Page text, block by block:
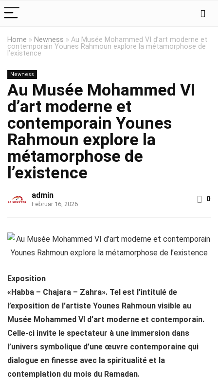
Home » Newness » Au Musée Mohammed VI d’art moderne et
contemporain Younes Rahmoun explore la métamorphose de
l’existence
Newness
Au Musée Mohammed VI
d’art moderne et
contemporain Younes
Rahmoun explore la
métamorphose de
l’existence
admin
Februar 16, 2026
0
Exposition
«Habba – Chajara – Zahra». Tel est l’intitulé de
l’exposition de l’artiste Younes Rahmoun visible au
Musée Mohammed VI d’art moderne et contemporain.
Celle-ci invite le spectateur à une immersion dans
l’univers symbolique d’une œuvre contemporaine qui
dialogue en finesse avec la spiritualité et la
contemplation du mois du Ramadan.